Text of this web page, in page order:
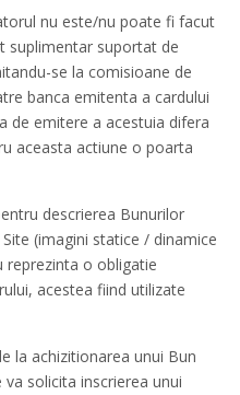
nu este/nu poate fi facut
suplimentar suportat de
se la comisioane de
banca emitenta a cardului
de emitere a acestuia difera
aceasta actiune o poarta
descrierea Bunurilor
(imagini statice / dinamice
reprezinta o obligatie
acestea fiind utilizate
la achizitionarea unui Bun
solicita inscrierea unui